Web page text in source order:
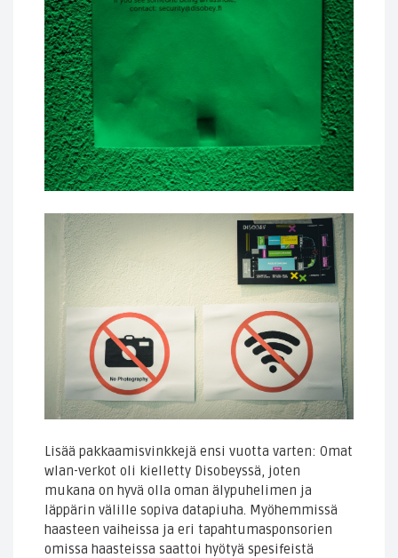
Lisää pakkaamisvinkkejä ensi vuotta varten: Omat
wlan-verkot oli kielletty Disobeyssä, joten
mukana on hyvä olla oman älypuhelimen ja
läppärin välille sopiva datapiuha. Myöhemmissä
haasteen vaiheissa ja eri tapahtumasponsorien
omissa haasteissa saattoi hyötyä spesifeistä